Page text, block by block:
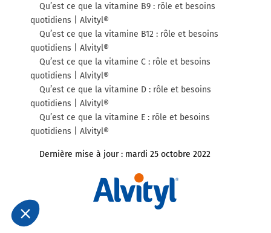
Qu’est ce que la vitamine B9 : rôle et besoins
quotidiens | Alvityl®
Qu’est ce que la vitamine B12 : rôle et besoins
quotidiens | Alvityl®
Qu’est ce que la vitamine C : rôle et besoins
quotidiens | Alvityl®
Qu’est ce que la vitamine D : rôle et besoins
quotidiens | Alvityl®
Qu’est ce que la vitamine E : rôle et besoins
quotidiens | Alvityl®
Dernière mise à jour : mardi 25 octobre 2022